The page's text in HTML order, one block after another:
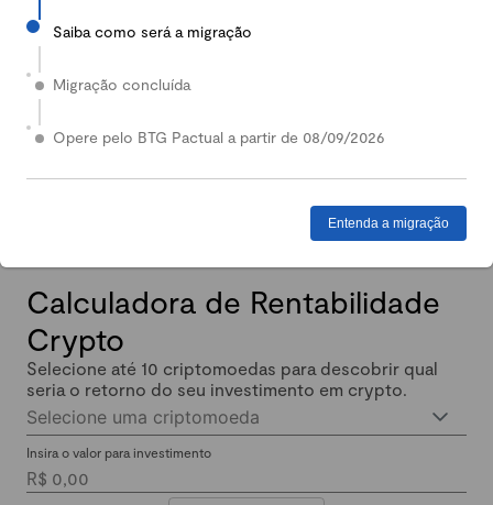
2024
Em 2024, nossa Carteira Conservadora mais que
Enquanto isso, quem investiu em Renda Fixa lucrou
Calculadora de Rentabilidade
Crypto
Selecione até 10 criptomoedas para descobrir qual
seria o retorno do seu investimento em crypto.
Selecione uma criptomoeda
Insira o valor para investimento
Saiba como será a migração
Migração concluída
Opere pelo BTG Pactual a partir de 08/09/2026
Entenda a migração